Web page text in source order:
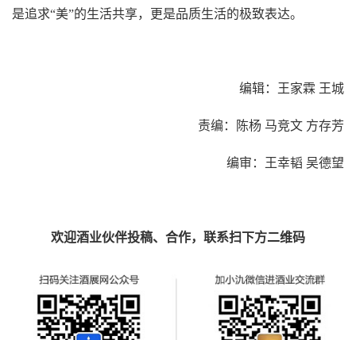
是追求“美”的生活共享，更是品质生活的极致表达。
编辑：王家霖 王城
责编：陈杨 马竞文 方存芳
编审：王幸韬 吴德望
欢迎酒业伙伴投稿、合作，联系扫下方二维码